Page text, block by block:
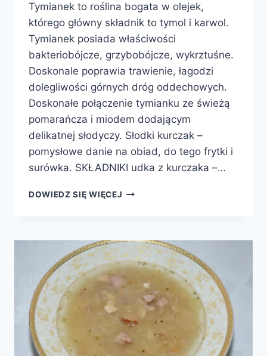
Tymianek to roślina bogata w olejek,
którego główny składnik to tymol i karwol.
Tymianek posiada właściwości
bakteriobójcze, grzybobójcze, wykrztuśne.
Doskonale poprawia trawienie, łagodzi
dolegliwości górnych dróg oddechowych.
Doskonałe połączenie tymianku ze świeżą
pomarańcza i miodem dodającym
delikatnej słodyczy. Słodki kurczak –
pomysłowe danie na obiad, do tego frytki i
surówka. SKŁADNIKI udka z kurczaka –…
DOWIEDZ SIĘ WIĘCEJ UDKA
TYMIANKIEM
I
MIODEM